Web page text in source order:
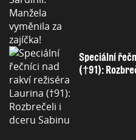
Speciální
(†91):